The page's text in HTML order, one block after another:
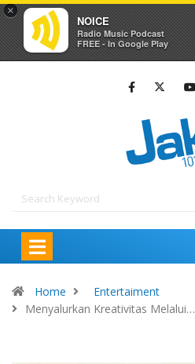
×
NOICE
Radio Music Podcast
FREE - In Google Play
Home
Entertaiment
Menyalurkan Kreativitas Melalui…